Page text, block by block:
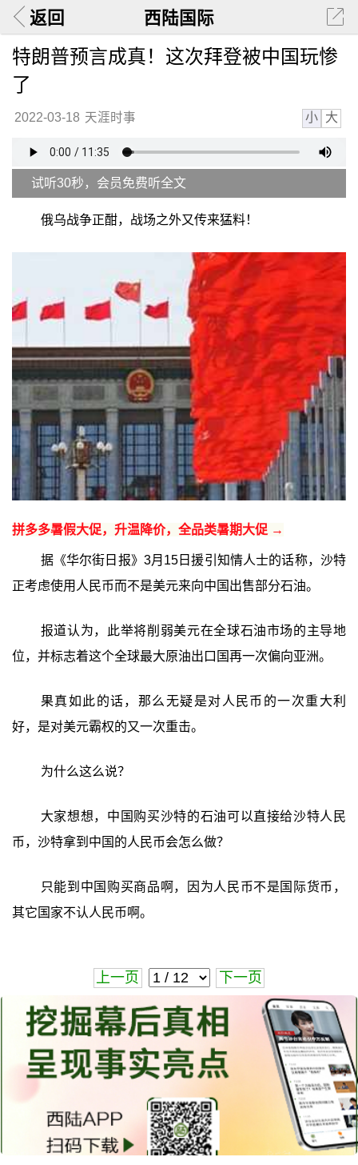
返回 西陆国际
特朗普预言成真！这次拜登被中国玩惨
了
2022-03-18 天涯时事 小 大
试听30秒，会员免费听全文
俄乌战争正酣，战场之外又传来猛料！
拼多多暑假大促，升温降价，全品类暑期大促 →
据《华尔街日报》3月15日援引知情人士的话称，沙特
正考虑使用人民币而不是美元来向中国出售部分石油。
报道认为，此举将削弱美元在全球石油市场的主导地
位，并标志着这个全球最大原油出口国再一次偏向亚洲。
果真如此的话，那么无疑是对人民币的一次重大利
好，是对美元霸权的又一次重击。
为什么这么说？
大家想想，中国购买沙特的石油可以直接给沙特人民
币，沙特拿到中国的人民币会怎么做？
只能到中国购买商品啊，因为人民币不是国际货币，
其它国家不认人民币啊。
上一页 下一页